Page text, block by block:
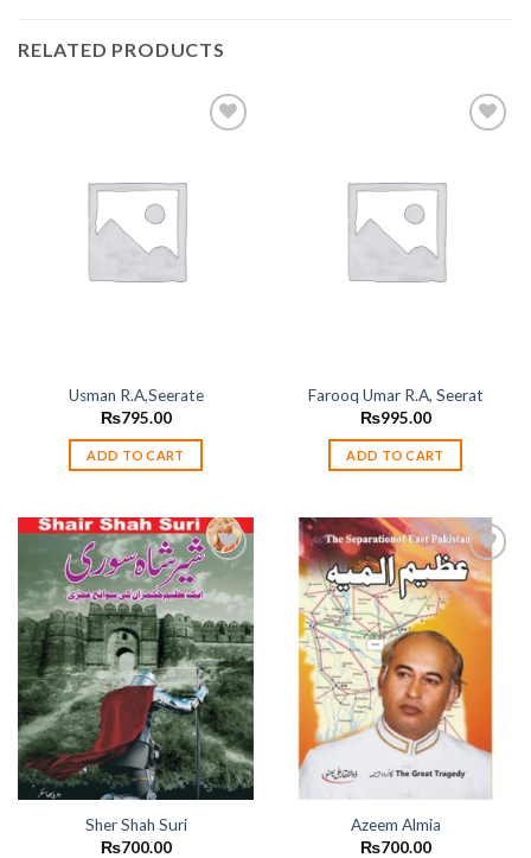
RELATED PRODUCTS
Usman R.A,Seerate
₨795.00
ADD TO CART
Farooq Umar R.A, Seerat
₨995.00
ADD TO CART
Add to
wishlist
Sher Shah Suri
₨700.00
Add to
Azeem Almia
₨700.00